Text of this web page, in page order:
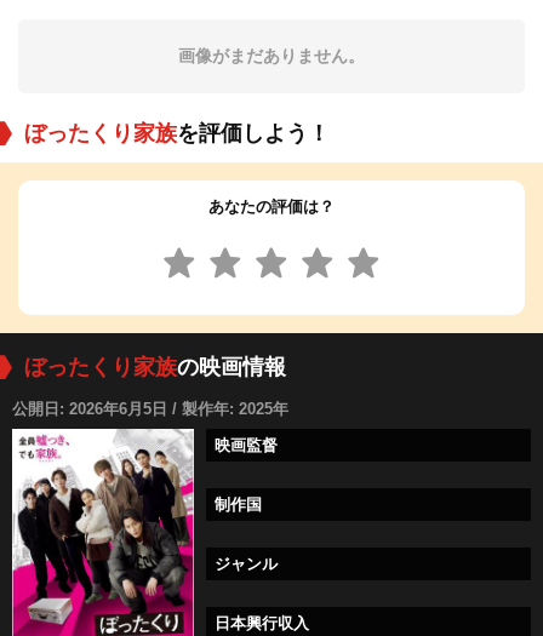
画像がまだありません。
ぼったくり家族を評価しよう！
あなたの評価は？
ぼったくり家族の映画情報
公開日: 2026年6月5日 / 製作年: 2025年
映画監督
制作国
ジャンル
日本興行収入